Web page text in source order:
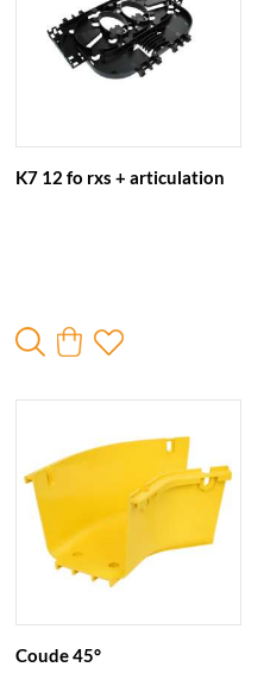
K7 12 fo rxs + articulation
Coude 45°